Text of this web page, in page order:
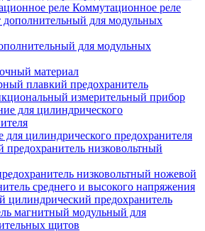
Коммутационное реле
для модульных
материал
плавкий предохранитель
измерительный прибор
для цилиндрического предохранителя
низковольтный ножевой
среднего и высокого напряжения
цилиндрический предохранитель